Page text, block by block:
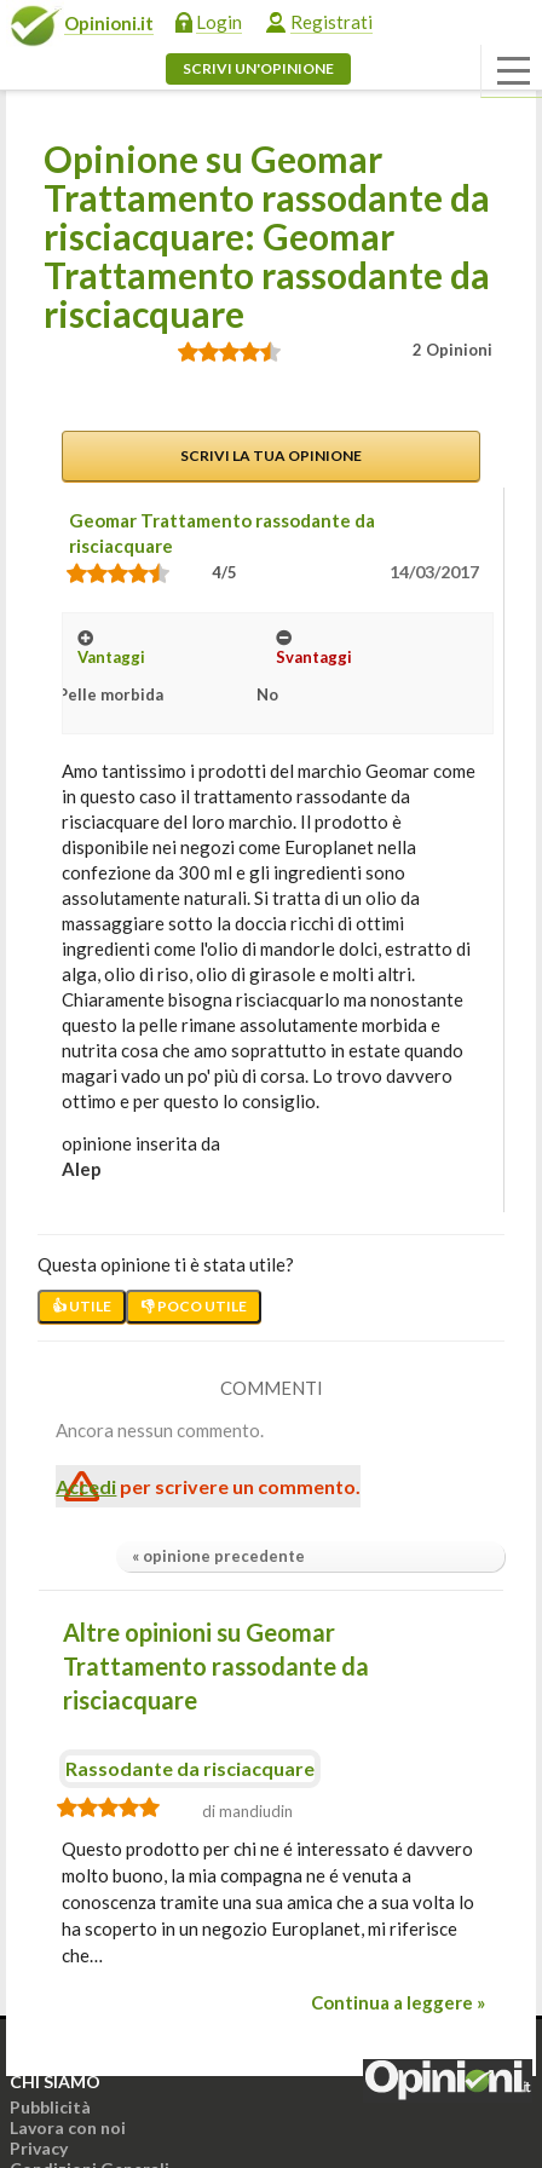
Opinioni.it Login Registrati
SCRIVI UN'OPINIONE
Opinione su Geomar
Trattamento rassodante da
risciacquare: Geomar
Trattamento rassodante da
risciacquare
2 Opinioni
SCRIVI LA TUA OPINIONE
Geomar Trattamento rassodante da
risciacquare
4/5 14/03/2017
Vantaggi
Pelle morbida
Svantaggi
No
Amo tantissimo i prodotti del marchio Geomar come
in questo caso il trattamento rassodante da
risciacquare del loro marchio. Il prodotto è
disponibile nei negozi come Europlanet nella
confezione da 300 ml e gli ingredienti sono
assolutamente naturali. Si tratta di un olio da
massaggiare sotto la doccia ricchi di ottimi
ingredienti come l'olio di mandorle dolci, estratto di
alga, olio di riso, olio di girasole e molti altri.
Chiaramente bisogna risciacquarlo ma nonostante
questo la pelle rimane assolutamente morbida e
nutrita cosa che amo soprattutto in estate quando
magari vado un po' più di corsa. Lo trovo davvero
ottimo e per questo lo consiglio.
opinione inserita da
Alep
Questa opinione ti è stata utile?
👍 UTILE 👎 POCO UTILE
COMMENTI
Ancora nessun commento.
Accedi per scrivere un commento.
« opinione precedente
Altre opinioni su Geomar
Trattamento rassodante da
risciacquare
Rassodante da risciacquare
di mandiudin
Questo prodotto per chi ne é interessato é davvero
molto buono, la mia compagna ne é venuta a
conoscenza tramite una sua amica che a sua volta lo
ha scoperto in un negozio Europlanet, mi riferisce
che…
Continua a leggere »
CHI SIAMO
Pubblicità
Lavora con noi
Privacy